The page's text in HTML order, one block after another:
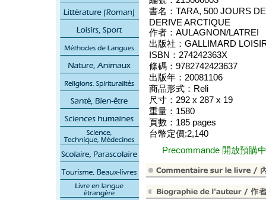
書名：TARA, 500 JOURS
DERIVE ARCTIQUE
作者：AULAGNON/LATREI
出版社：GALLIMARD
ISBN：274242363X
條碼：9782742423637
出版年：20081106
商品形式：Reli
尺寸：292 x 287 x 19
重量：1580
頁數：185 pages
台幣定價:2,140
Precommande 開放預購中